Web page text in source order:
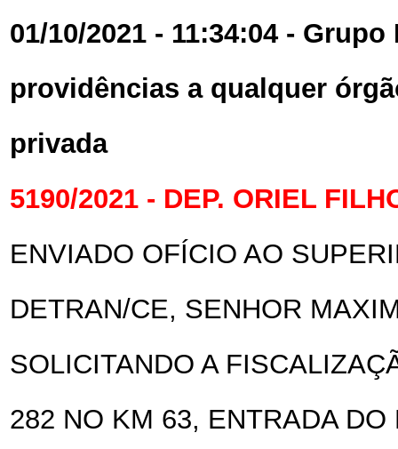
01/10/2021 - 11:34:04 -
providências a qualquer
privada
5190/2021 - DEP. ORIEL
ENVIADO OFÍCIO AO
DETRAN/CE, SENHOR
SOLICITANDO A
282 NO KM 63, ENTRADA